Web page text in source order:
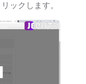
ックします。